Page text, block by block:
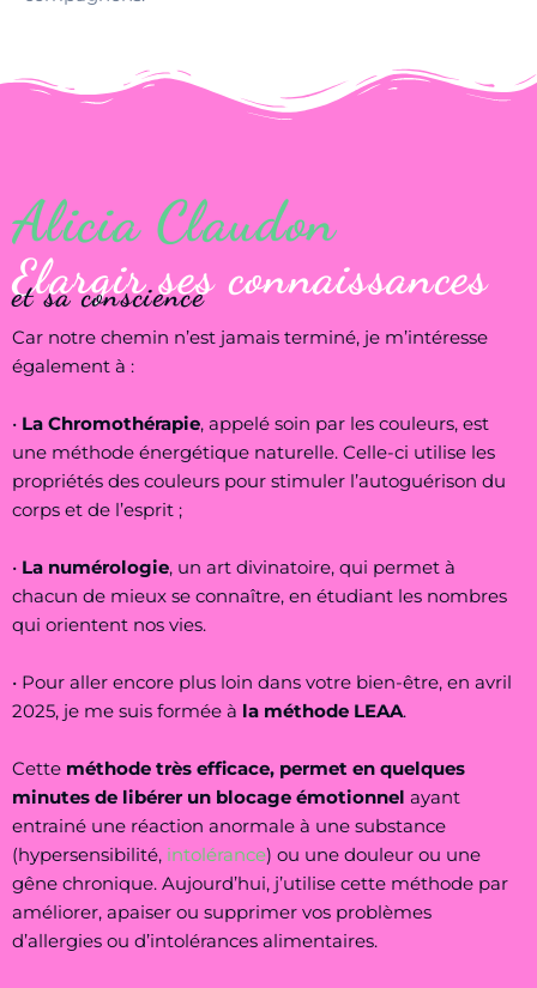
Alicia Claudon
Elargir ses connaissances
et sa conscience
Car notre chemin n’est jamais terminé, je m’intéresse
également à :
• La Chromothérapie, appelé soin par les couleurs, est
une méthode énergétique naturelle. Celle-ci utilise les
propriétés des couleurs pour stimuler l’autoguérison du
corps et de l’esprit ;
• La numérologie, un art divinatoire, qui permet à
chacun de mieux se connaître, en étudiant les nombres
qui orientent nos vies.
• Pour aller encore plus loin dans votre bien-être, en avril
2025, je me suis formée à la méthode LEAA.
Cette méthode très efficace, permet en quelques
minutes de libérer un blocage émotionnel ayant
entrainé une réaction anormale à une substance
(hypersensibilité, intolérance) ou une douleur ou une
gêne chronique. Aujourd’hui, j’utilise cette méthode par
améliorer, apaiser ou supprimer vos problèmes
d’allergies ou d’intolérances alimentaires.